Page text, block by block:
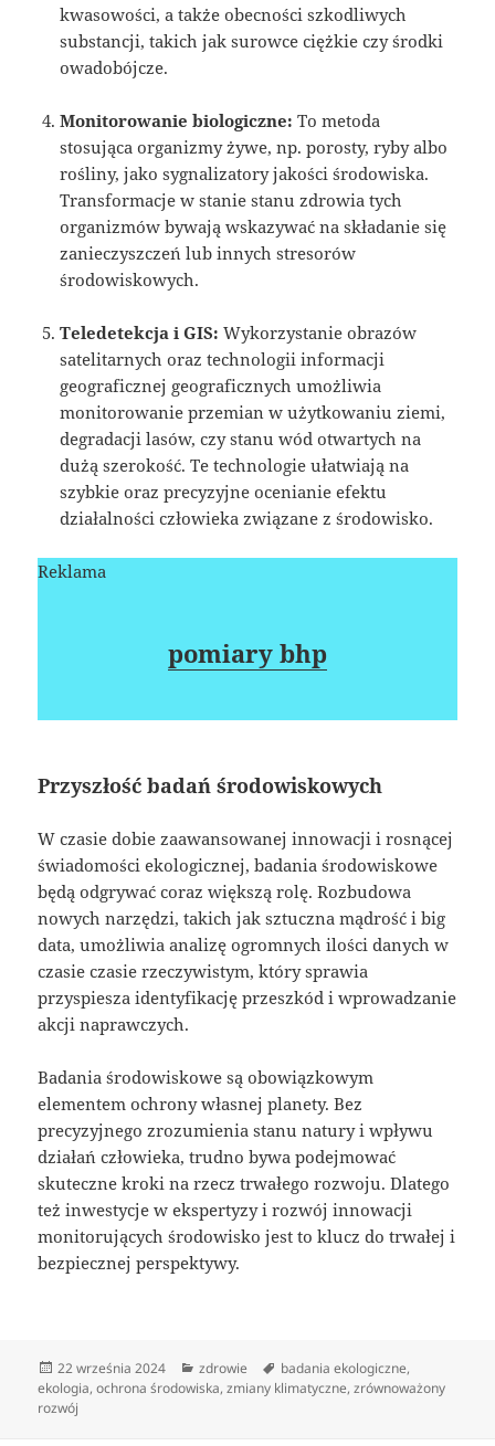
kwasowości, a także obecności szkodliwych
substancji, takich jak surowce ciężkie czy środki
owadobójcze.
Monitorowanie biologiczne: To metoda
stosująca organizmy żywe, np. porosty, ryby albo
rośliny, jako sygnalizatory jakości środowiska.
Transformacje w stanie stanu zdrowia tych
organizmów bywają wskazywać na składanie się
zanieczyszczeń lub innych stresorów
środowiskowych.
Teledetekcja i GIS: Wykorzystanie obrazów
satelitarnych oraz technologii informacji
geograficznej geograficznych umożliwia
monitorowanie przemian w użytkowaniu ziemi,
degradacji lasów, czy stanu wód otwartych na
dużą szerokość. Te technologie ułatwiają na
szybkie oraz precyzyjne ocenianie efektu
działalności człowieka związane z środowisko.
Reklama
pomiary bhp
Przyszłość badań środowiskowych
W czasie dobie zaawansowanej innowacji i rosnącej
świadomości ekologicznej, badania środowiskowe
będą odgrywać coraz większą rolę. Rozbudowa
nowych narzędzi, takich jak sztuczna mądrość i big
data, umożliwia analizę ogromnych ilości danych w
czasie czasie rzeczywistym, który sprawia
przyspiesza identyfikację przeszkód i wprowadzanie
akcji naprawczych.
Badania środowiskowe są obowiązkowym
elementem ochrony własnej planety. Bez
precyzyjnego zrozumienia stanu natury i wpływu
działań człowieka, trudno bywa podejmować
skuteczne kroki na rzecz trwałego rozwoju. Dlatego
też inwestycje w ekspertyzy i rozwój innowacji
monitorujących środowisko jest to klucz do trwałej i
bezpiecznej perspektywy.
Data
publikacji
22 września 2024 Kategorie
zdrowie Tagi
badania ekologiczne,
ekologia,ochrona środowiska,zmiany klimatyczne,zrównoważony
rozwój